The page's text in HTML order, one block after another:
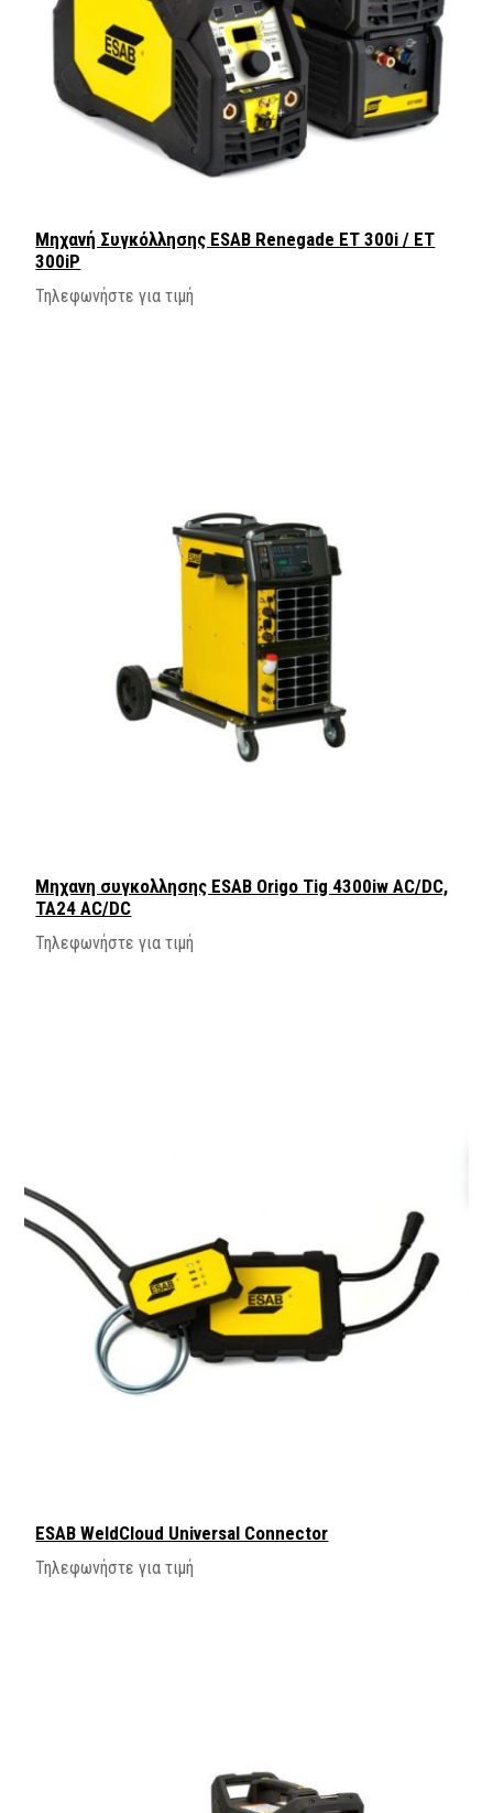
Μηχανή Συγκόλλησης ESAB Renegade ET 300i / ET
300iP
Τηλεφωνήστε για τιμή
Μηχανη συγκολλησης ESAB Origo Tig 4300iw AC/DC,
TA24 AC/DC
Τηλεφωνήστε για τιμή
ESAB WeldCloud Universal Connector
Τηλεφωνήστε για τιμή